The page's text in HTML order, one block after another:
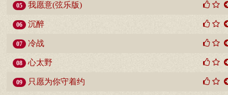
05 我愿意(弦乐版)
06 沉醉
07 冷战
08 心太野
09 只愿为你守着约